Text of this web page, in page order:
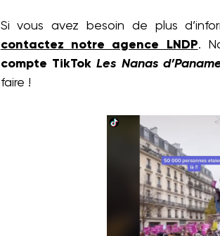
Si vous avez besoin de plus
contactez notre agence LNDP.
compte TikTokLes Nanas
faire !